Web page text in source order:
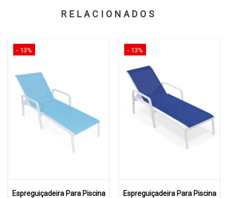
RELACIONADOS
- 13%
Espreguiçadeira Para Piscina
- 13%
Espreguiçadeira Para Piscina